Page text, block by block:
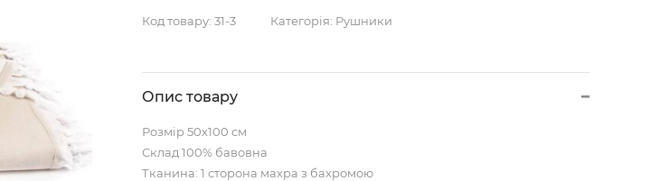
Код товару:31-3 Категорія: Рушники
Опис товару
Розмір 50х100 см
Склад 100% бавовна
Тканина: 1 сторона махра з бахромою